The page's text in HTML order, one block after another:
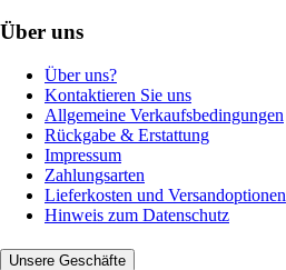
Über uns
Über uns?
Kontaktieren Sie uns
Allgemeine Verkaufsbedingungen
Rückgabe & Erstattung
Impressum
Zahlungsarten
Lieferkosten und Versandoptionen
Hinweis zum Datenschutz
Unsere Geschäfte